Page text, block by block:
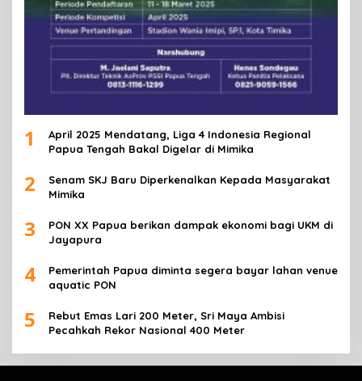
1
April 2025 Mendatang, Liga 4 Indonesia Regional
Papua Tengah Bakal Digelar di Mimika
2
Senam SKJ Baru Diperkenalkan Kepada Masyarakat
Mimika
3
PON XX Papua berikan dampak ekonomi bagi UKM di
Jayapura
4
Pemerintah Papua diminta segera bayar lahan venue
aquatic PON
5
Rebut Emas Lari 200 Meter, Sri Maya Ambisi
Pecahkah Rekor Nasional 400 Meter